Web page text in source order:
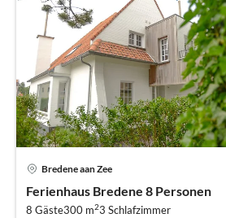
Bredene aan Zee
Ferienhaus Bredene 8 Personen
8 Gäste300 m23 Schlafzimmer